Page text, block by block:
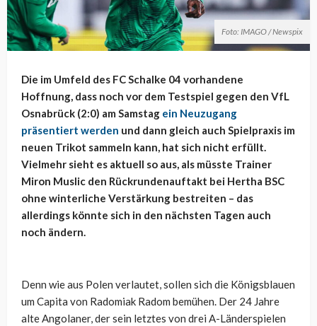
Foto: IMAGO / Newspix
Die im Umfeld des FC Schalke 04 vorhandene
Hoffnung, dass noch vor dem Testspiel gegen den VfL
Osnabrück (2:0) am Samstag ein Neuzugang
präsentiert werden und dann gleich auch Spielpraxis im
neuen Trikot sammeln kann, hat sich nicht erfüllt.
Vielmehr sieht es aktuell so aus, als müsste Trainer
Miron Muslic den Rückrundenauftakt bei Hertha BSC
ohne winterliche Verstärkung bestreiten – das
allerdings könnte sich in den nächsten Tagen auch
noch ändern.
Denn wie aus Polen verlautet, sollen sich die Königsblauen
um Capita von Radomiak Radom bemühen. Der 24 Jahre
alte Angolaner, der sein letztes von drei A-Länderspielen